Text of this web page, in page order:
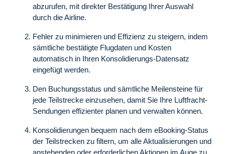
abzurufen, mit direkter Bestätigung Ihrer Auswahl
durch die Airline.
Fehler zu minimieren und Effizienz zu steigern, indem
sämtliche bestätigte Flugdaten und Kosten
automatisch in Ihren Konsolidierungs-Datensatz
eingefügt werden.
Den Buchungsstatus und sämtliche Meilensteine für
jede Teilstrecke einzusehen, damit Sie Ihre Luftfracht-
Sendungen effizienter planen und verwalten können.
Konsolidierungen bequem nach dem eBooking-Status
der Teilstrecken zu filtern, um alle Aktualisierungen und
anstehenden oder erforderlichen Aktionen im Auge zu